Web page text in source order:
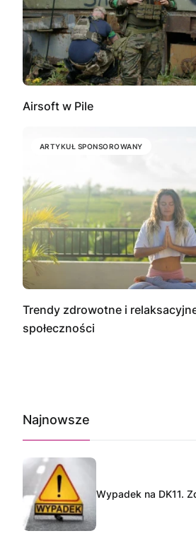
Airsoft w Pile
ARTYKUŁ SPONSOROWANY
Trendy zdrowotne i
społeczności
Najnowsze
Wypadek na DK11.